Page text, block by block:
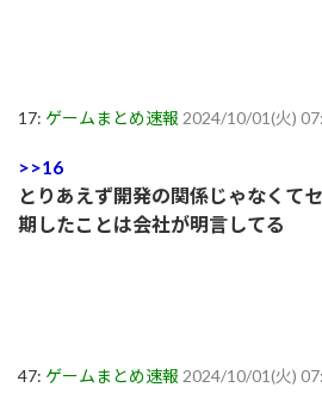
17: ゲームまとめ速報 2024/10/01(火)
>>16
とりあえず開発の関係じゃなくて
期したことは会社が明言してる
47: ゲームまとめ速報 2024/10/01(火)